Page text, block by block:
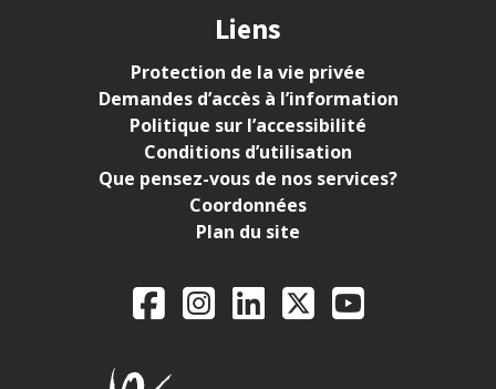
Liens
Protection de la vie privée
Demandes d’accès à l’information
Politique sur l’accessibilité
Conditions d’utilisation
Que pensez-vous de nos services?
Coordonnées
Plan du site
Legal Aid Ontario
FacebookInstagram
LinkedIn
X YouTube